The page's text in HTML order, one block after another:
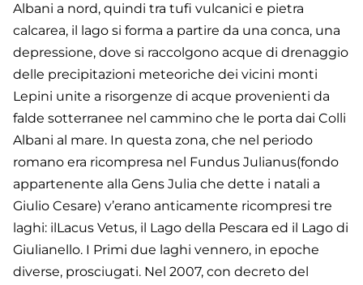
Albani a nord, quindi tra tufi vulcanici e pietra
calcarea, il lago si forma a partire da una conca, una
depressione, dove si raccolgono acque di drenaggio
delle precipitazioni meteoriche dei vicini monti
Lepini unite a risorgenze di acque provenienti da
falde sotterranee nel cammino che le porta dai Colli
Albani al mare. In questa zona, che nel periodo
romano era ricompresa nel Fundus Julianus(fondo
appartenente alla Gens Julia che dette i natali a
Giulio Cesare) v’erano anticamente ricompresi tre
laghi: ilLacus Vetus, il Lago della Pescara ed il Lago di
Giulianello. I Primi due laghi vennero, in epoche
diverse, prosciugati. Nel 2007, con decreto del